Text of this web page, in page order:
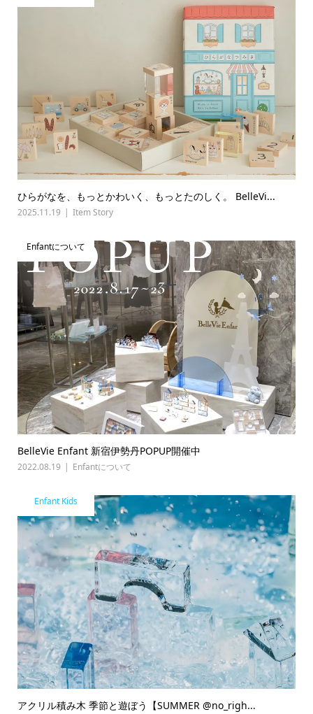
ひらがなを、もっとかわいく、もっとたのしく。 BelleVi...
2025.11.19 Item Story
Enfantについて
BelleVie Enfant 新宿伊勢丹POPUP開催中
2022.08.19 Enfantについて
Enfant Kids
アクリル積み木 季節と遊ぼう【SUMMER @no_righ...